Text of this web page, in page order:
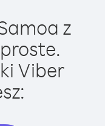
z
Viber